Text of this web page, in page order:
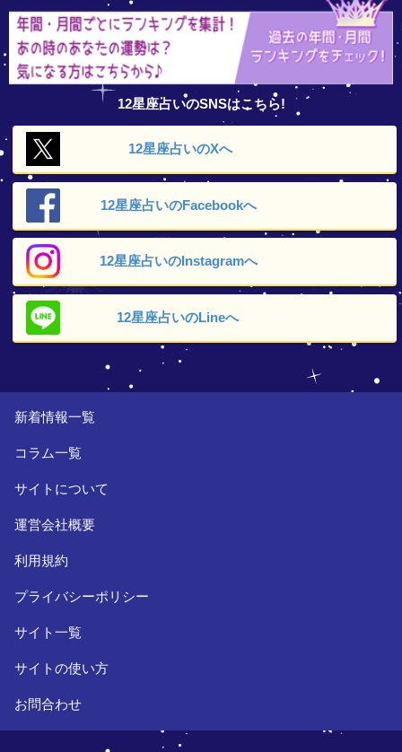
12星座占いのSNSはこちら!
12星座占いのXへ
12星座占いのFacebookへ
12星座占いのInstagramへ
12星座占いのLineへ
新着情報一覧
コラム一覧
サイトについて
運営会社概要
利用規約
プライバシーポリシー
サイト一覧
サイトの使い方
お問合わせ